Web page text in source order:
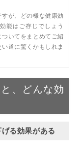
が、どの様な健康効
能はご存じでしょう
いてをまとめてご紹
道に驚くかもしれま
、どんな効
る効果がある